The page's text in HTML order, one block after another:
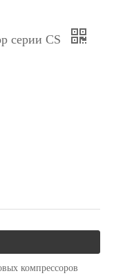
серии CS
компрессоров